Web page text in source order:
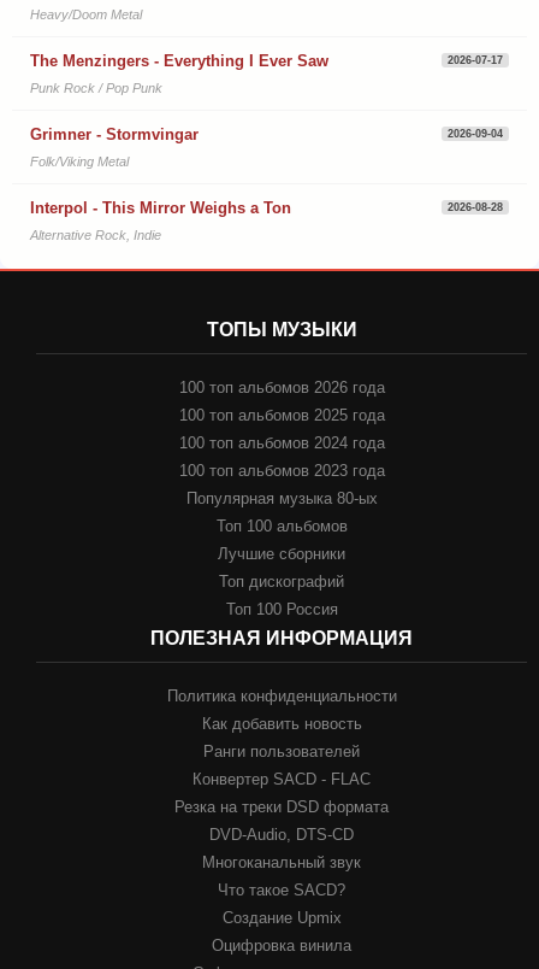
Heavy/Doom Metal
The Menzingers - Everything I Ever Saw 2026-07-17
Punk Rock / Pop Punk
Grimner - Stormvingar 2026-09-04
Folk/Viking Metal
Interpol - This Mirror Weighs a Ton 2026-08-28
Alternative Rock, Indie
ТОПЫ МУЗЫКИ
100 топ альбомов 2026 года
100 топ альбомов 2025 года
100 топ альбомов 2024 года
100 топ альбомов 2023 года
Популярная музыка 80-ых
Топ 100 альбомов
Лучшие сборники
Топ дискографий
Топ 100 Россия
ПОЛЕЗНАЯ ИНФОРМАЦИЯ
Политика конфиденциальности
Как добавить новость
Ранги пользователей
Конвертер SACD - FLAC
Резка на треки DSD формата
DVD-Audio, DTS-CD
Многоканальный звук
Что такое SACD?
Создание Upmix
Оцифровка винила